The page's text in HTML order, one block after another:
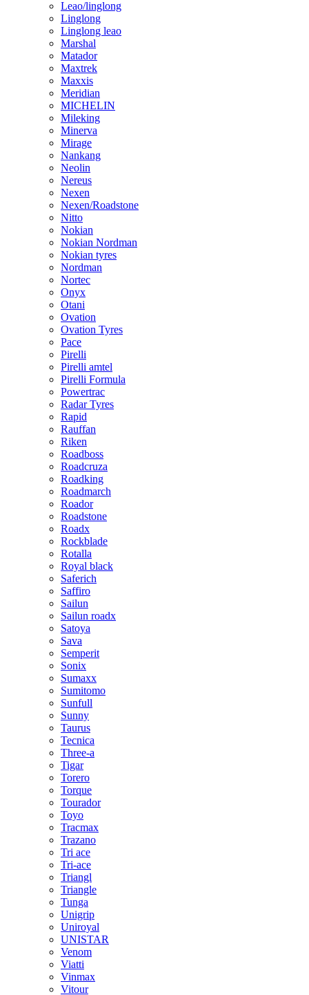
Leao/linglong
Linglong
Linglong leao
Marshal
Matador
Maxtrek
Maxxis
Meridian
MICHELIN
Mileking
Minerva
Mirage
Nankang
Neolin
Nereus
Nexen
Nexen/Roadstone
Nitto
Nokian
Nokian Nordman
Nokian tyres
Nordman
Nortec
Onyx
Otani
Ovation
Ovation Tyres
Pace
Pirelli
Pirelli amtel
Pirelli Formula
Powertrac
Radar Tyres
Rapid
Rauffan
Riken
Roadboss
Roadcruza
Roadking
Roadmarch
Roador
Roadstone
Roadx
Rockblade
Rotalla
Royal black
Saferich
Saffiro
Sailun
Sailun roadx
Satoya
Sava
Semperit
Sonix
Sumaxx
Sumitomo
Sunfull
Sunny
Taurus
Tecnica
Three-a
Tigar
Torero
Torque
Tourador
Toyo
Tracmax
Trazano
Tri ace
Tri-ace
Triangl
Triangle
Tunga
Unigrip
Uniroyal
UNISTAR
Venom
Viatti
Vinmax
Vitour